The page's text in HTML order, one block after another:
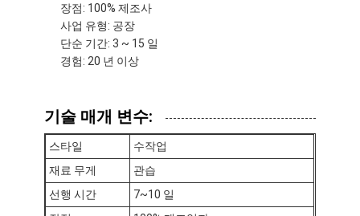
장점: 100% 제조사
사업 유형: 공장
단순 기간: 3 ~ 15 일
경험: 20 년 이상
기술 매개 변수:
스타일
수작업
재료 무게
관습
선행 시간
7~10 일